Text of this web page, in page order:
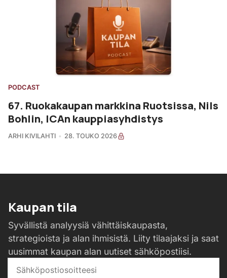
PODCAST
67. Ruokakaupan markkina Ruotsissa, Nils
Bohlin, ICAn kauppiasyhdistys
ARHI KIVILAHTI 28. TOUKO 2026
Kaupan tila
Syvällistä analyysiä vähittäiskaupasta,
strategioista ja alan ihmisistä. Liity tilaajaksi ja saat
uusimmat kaupan alan uutiset sähköpostiisi.